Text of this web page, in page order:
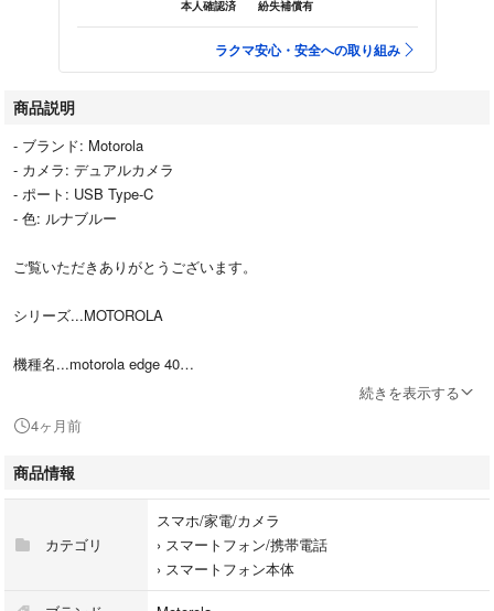
本人確認済 紛失補償有
ラクマ安心・安全への取り組み
商品説明
- ブランド: Motorola
- カメラ: デュアルカメラ
- ポート: USB Type-C
- 色: ルナブルー
ご覧いただきありがとうございます。
シリーズ...MOTOROLA
機種名...motorola edge 40
容量...256GB
続きを表示する
4ヶ月前
商品情報
カテゴリ
スマホ/家電/カメラ
› スマートフォン/携帯電話
› スマートフォン本体